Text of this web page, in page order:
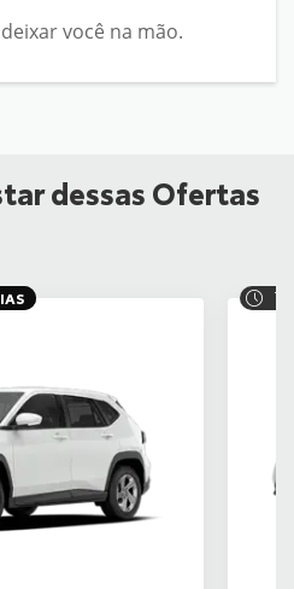
você na mão.
dessas Ofertas